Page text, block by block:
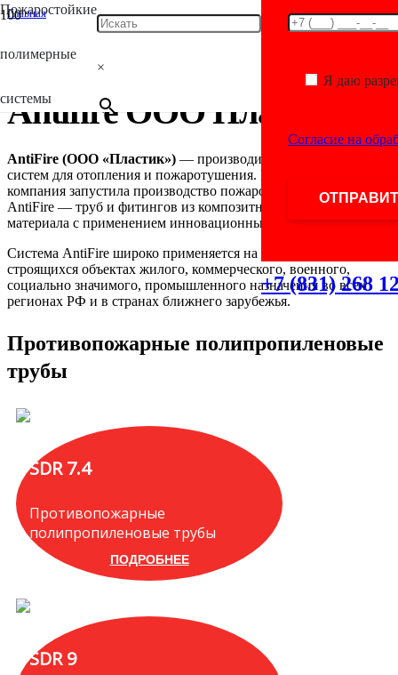
Пожаростойкие
полимерные
системы
×
Я даю
Согласие на
+7 (831) 268
Главная
/
/
Antifire ООО Пластик
Antifire ООО Пластик
AntiFire (ООО «Пластик») — производитель полимерных
систем для отопления и пожаротушения. В 2013 году
компания запустила производство пожаростойкой системы
AntiFire — труб и фитингов из композитного полимерного
материала с применением инновационных технологий.
Система AntiFire широко применяется на действующих и
строящихся объектах жилого, коммерческого, военного,
социально значимого, промышленного назначения во всех
регионах РФ и в странах ближнего зарубежья.
Противопожарные полипропиленовые
трубы
SDR 7.4
Противопожарные
полипропиленовые трубы
ПОДРОБНЕЕ
SDR 9